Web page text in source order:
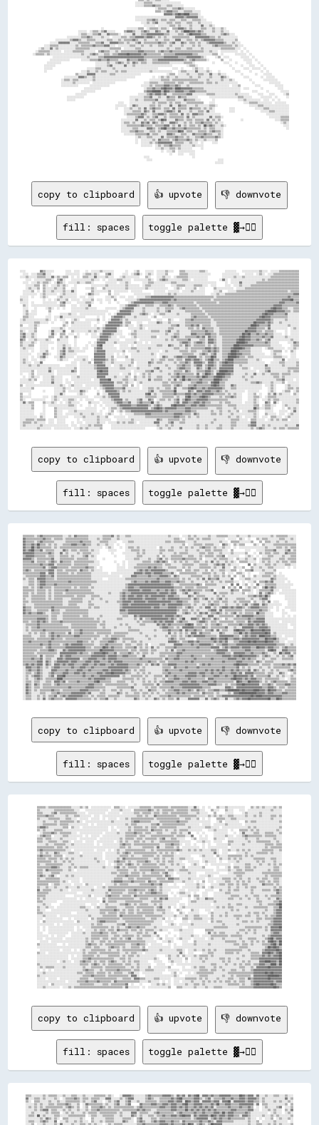
copy to clipboard 👍 upvote 👎 downvote
fill: spaces toggle palette ▓→✊🏽
░░░░          ▓▓▒▒░░░░░░        ░░░░  ░░░░    ░░  ░░░░░░▒▒░░░░░░░░        ░░    ░░▒▒    ░░░░░░  ░░░░░░▒▒░░░░    ▒▒▒▒░░░░░░░░░░▒▒▒▒░░            ░░░░░░░░    ░░░░░░░░░░░░▒▒░░░░  ░░░░░░▒▒▒▒▒▒▒▒▒▒▒▒▒▒
  ░░░░  ░░░░▒▒▒▒▓▓░░░░          ░░░░░░░░░░  ░░▒▒▒▒░░▒▒░░    ▒▒▓▓░░      ░░░░  ░░▒▒▓▓░░  ░░▒▒░░  ░░░░░░▒▒        ▒▒▒▒▒▒░░░░░░░░░░░░░░░░        ░░░░░░░░░░░░    ░░░░░░  ░░▒▒░░  ░░░░▒▒▒▒▒▒▒▒▒▒▒▒▒▒▒▒▒▒
░░░░▒▒░░░░░░▒▒▒▒▒▒░░░░▓▓░░▒▒░░▒▒▒▒  ░░  ░░  ▒▒▒▒░░░░▓▓░░░░░░▒▒░░░░    ░░▒▒░░░░░░░░░░    ▒▒░░    ░░░░▒▒░░░░  ░░▒▒▒▒▒▒▒▒░░░░░░░░░░░░░░          ░░░░░░░░▒▒░░░░▒▒░░░░░░░░░░░░░░░░░░▒▒▒▒▒▒▒▒▒▒▒▒▒▒▒▒▒▒▒▒
    ░░░░  ░░░░░░░░▒▒▒▒░░  ▒▒▓▓░░    ░░░░░░░░░░░░░░▒▒░░░░  ░░  ░░░░░░▒▒▒▒░░░░░░  ░░░░░░░░░░▒▒░░  ░░▒▒▓▓▒▒░░░░░░░░░░▒▒▒▒░░  ░░░░░░░░░░        ░░▓▓░░  ░░░░░░░░░░░░░░░░░░░░░░▒▒░░▒▒▒▒▒▒▒▒▒▒▒▒▒▒▒▒▒▒▒▒▒▒
  ░░░░  ░░░░▒▒░░▒▒▒▒░░  ░░▓▓▒▒░░  ░░░░░░▒▒░░░░▒▒▒▒░░        ░░░░░░░░  ░░░░▒▒░░        ░░░░▒▒▒▒░░░░░░░░░░░░▒▒▒▒░░░░░░░░░░░░░░░░░░░░░░░░░░░░      ░░  ░░░░░░▓▓░░░░░░░░░░▒▒▒▒▒▒▒▒▒▒▒▒▒▒▒▒▒▒▒▒▒▒▒▒▒▒▒▒▒▒
    ░░░░░░▒▒▒▒  ▒▒░░  ░░░░▒▒░░▒▒░░    ░░          ░░░░░░░░░░▒▒░░░░░░░░░░░░▒▒░░░░░░░░  ░░▒▒▒▒░░░░░░░░░░    ░░░░▒▒▒▒▒▒░░░░░░▒▒▒▒▒▒░░░░  ░░░░      ░░░░  ░░░░▒▒░░░░░░▒▒▒▒▒▒▒▒▒▒▒▒▒▒▒▒▒▒▒▒▒▒▒▒▒▒▒▒▒▒▒▒▒▒
    ░░▒▒░░░░▒▒  ▒▒░░░░░░▒▒░░░░▒▒    ░░░░      ░░░░▒▒░░    ▒▒░░░░░░░░░░░░░░▒▒░░░░░░░░░░░░▒▒░░░░░░░░░░░░░░    ░░▒▒░░  ░░░░░░▒▒  ░░░░      ▒▒░░░░░░░░░░░░  ░░░░░░▒▒▒▒▒▒▒▒▒▒▒▒▒▒▒▒▒▒▒▒▒▒▒▒▒▒▒▒▒▒▒▒▒▒▒▒▒▒
  ░░░░░░▒▒  ░░  ▒▒░░░░▒▒░░░░░░▒▒░░░░▓▓░░          ▒▒░░░░░░░░░░▒▒  ░░░░░░░░░░  ░░░░░░░░        ░░░░░░░░  ░░░░░░░░  ░░░░░░▒▒░░░░░░░░      ░░░░▒▒    ░░░░░░▒▒▒▒▒▒▒▒▒▒▒▒▒▒▒▒▒▒▒▒▒▒▒▒▒▒▒▒▒▒▒▒▒▒▒▒░░▒▒▒▒▒▒
  ░░░░░░░░░░  ░░▒▒░░░░░░░░  ░░▒▒░░░░░░░░      ░░▓▓▒▒░░░░      ▒▒  ░░░░          ░░░░░░░░░░░░  ░░░░░░░░░░▒▒░░▒▒░░░░░░░░░░░░░░░░░░░░    ░░░░▒▒░░░░▒▒▒▒▒▒▒▒▒▒▒▒▒▒▒▒▒▒▒▒▒▒▒▒▒▒▒▒▒▒▒▒▒▒▒▒▒▒▒▒▒▒▒▒▒▒▒▒▓▓▓▓
░░░░░░  ░░    ░░▒▒░░      ░░▒▒░░░░░░░░░░  ░░░░  ░░░░        ░░░░▒▒░░  ░░░░  ░░░░  ░░░░░░▒▒▒▒▓▓▓▓▓▓▓▓▓▓▓▓▓▓▓▓▒▒▒▒▒▒▒▒▒▒▒▒▒▒▒▒▒▒▒▒▒▒▒▒▒▒▒▒░░▒▒▒▒▒▒▒▒▒▒▒▒▒▒▒▒▒▒▒▒▒▒▒▒▒▒▒▒▒▒▒▒▒▒▒▒▒▒▒▒▒▒▒▒▒▒▒▒▒▒▓▓▒▒▒▒▒▒
▒▒░░░░          ░░  ░░  ░░▒▒░░░░▒▒  ░░░░░░  ░░░░░░▒▒  ░░░░  ░░░░  ▒▒      ░░░░░░░░▒▒▓▓▓▓▓▓▓▓▓▓▓▓▓▓▓▓▓▓▓▓▓▓▒▒▓▓▒▒▒▒▒▒▒▒▒▒▒▒▒▒▒▒▒▒▒▒▒▒▒▒░░▒▒▒▒▒▒▒▒▒▒▒▒▒▒▒▒▒▒▒▒▒▒▒▒▒▒▒▒▒▒▒▒▒▒▒▒▒▒▒▒▒▒▒▒▒▒▒▒▓▓▓▓▓▓██▒▒▒▒
░░░░░░  ░░      ░░░░░░░░░░  ▒▒▓▓░░░░    ░░░░░░▒▒▒▒░░    ░░    ░░    ░░      ░░▒▒▓▓▓▓▓▓▓▓▓▓▓▓▓▓▒▒▒▒▒▒▓▓▓▓▒▒▒▒▒▒▒▒▒▒▒▒▒▒▒▒▒▒░░▒▒▒▒▒▒▒▒▒▒▒▒▒▒░░▒▒▒▒▒▒▒▒▒▒▒▒▒▒▒▒▒▒▒▒▒▒▒▒▒▒▒▒▒▒▒▒▒▒▒▒▒▒▒▒▒▒▓▓▓▓▒▒▒▒▒▒▒▒▓▓
  ▒▒░░  ░░░░░░░░░░░░░░░░░░░░▒▒▒▒    ░░░░  ░░░░░░▓▓                    ░░░░▒▒▓▓▓▓▓▓▒▒░░░░▒▒▒▒▒▒░░░░▒▒▒▒▒▒▓▓▒▒░░▒▒▒▒▒▒▒▒▒▒▒▒▒▒░░▒▒▒▒▒▒▒▒▒▒▒▒▒▒▒▒▒▒▒▒▒▒▒▒▒▒▒▒▒▒▒▒▒▒▒▒▒▒▒▒▒▒▒▒▒▒▒▒▒▒▒▒▓▓▓▓▓▓▒▒▒▒▒▒▒▒▒▒▒▒
  ░░░░    ░░      ░░▒▒░░  ░░  ░░    ░░░░░░░░░░▒▒░░░░░░      ░░░░░░░░  ░░▒▒▓▓▓▓▓▓░░░░░░▒▒░░░░░░░░▒▒░░░░▒▒▒▒▒▒░░░░▒▒▓▓▒▒▒▒▒▒▒▒▒▒░░▒▒▒▒▒▒▒▒▒▒▒▒▒▒▒▒▒▒▒▒▒▒▒▒▒▒▒▒▒▒▒▒▒▒▒▒▒▒▒▒▒▒▒▒▒▒▒▒▓▓██▓▓▓▓▒▒▒▒░░░░▒▒▒▒
  ░░▒▒  ░░░░        ▒▒              ░░░░░░░░░░░░░░░░░░░░░░░░░░      ░░▓▓▓▓▓▓▓▓▒▒░░░░░░▒▒░░░░░░░░▒▒░░░░▒▒▓▓░░░░░░░░░░▒▒▒▒▒▒▒▒▒▒▒▒░░▒▒▒▒▒▒▒▒▒▒▒▒▒▒▒▒▒▒▒▒▒▒▒▒▒▒▒▒▒▒▒▒▒▒▒▒▒▒▒▒▒▒▓▓██████▓▓▓▓▓▓▒▒▒▒░░▒▒▒▒
  ░░▒▒░░░░░░        ░░      ░░░░░░▒▒░░░░  ░░░░░░░░░░░░░░░░░░  ░░  ░░▓▓▓▓▓▓▓▓▓▓░░░░░░▒▒▓▓▒▒░░  ░░░░▒▒▒▒░░░░░░░░▒▒░░░░░░░░▒▒▒▒▒▒▒▒▒▒░░▒▒▒▒▒▒▒▒▒▒▒▒▒▒▒▒▒▒▒▒▒▒▒▒▒▒▒▒▒▒▒▒▒▒▒▒▒▒▓▓██▓▓▓▓▒▒▒▒▒▒▒▒▓▓░░░░░░░░
  ▒▒▒▒░░░░        ░░░░  ░░░░▓▓░░░░░░░░░░░░░░░░        ░░  ░░    ▒▒▓▓▓▓▓▓▒▒░░░░░░▒▒░░░░░░░░  ░░▒▒    ░░░░░░░░░░░░░░░░░░░░▒▒▓▓▒▒▒▒▒▒▒▒░░▒▒▒▒▒▒▒▒▒▒▒▒▒▒▒▒▒▒▒▒▒▒▒▒▒▒▒▒▒▒▒▒▒▒▓▓██▓▓▓▓▒▒▒▒▒▒▒▒▒▒▒▒░░░░░░░░
░░▒▒░░░░░░░░░░░░░░▒▒░░  ░░  ░░░░    ░░▒▒░░    ░░░░░░░░▒▒  ░░  ░░▓▓▓▓▓▓▒▒░░▒▒░░░░░░░░░░░░░░░░    ░░░░    ▒▒░░    ░░░░▒▒▒▒▓▓▒▒▒▒▒▒▒▒▒▒▒▒░░▒▒▒▒▒▒▒▒▒▒▒▒▒▒▒▒▒▒▒▒▒▒▒▒▒▒▒▒▒▒▓▓▓▓▓▓▓▓▓▓▒▒░░░░░░░░▒▒░░░░░░░░
░░░░░░░░░░▒▒▒▒░░░░░░  ░░      ░░▒▒  ▒▒░░░░░░░░░░░░    ░░    ░░▓▓▓▓▓▓▓▓▓▓░░▒▒▒▒    ░░░░    ░░░░░░▓▓▒▒░░░░▒▒░░░░░░░░░░▒▒▒▒▒▒▒▒▒▒▒▒▒▒▒▒▒▒░░░░▒▒▒▒▒▒▒▒▒▒▒▒▒▒▒▒▒▒▒▒▒▒▒▒▒▒██▓▓▓▓▓▓▒▒▓▓▒▒░░░░▒▒░░░░░░░░░░░░
▒▒    ░░░░▒▒░░                ▒▒░░  ░░░░░░░░░░░░░░  ░░    ░░▓▓▓▓▓▓▓▓▓▓▒▒░░▒▒░░░░  ░░▒▒░░░░░░░░░░░░░░░░░░░░▒▒▒▒▓▓░░░░▒▒▒▒▓▓▒▒▓▓░░▒▒▒▒▒▒░░░░▒▒▒▒▒▒▒▒▒▒▒▒▒▒▒▒▒▒▒▒▒▒▒▒████▓▓▒▒▒▒▒▒▓▓░░░░░░░░░░░░▒▒░░░░░░
░░░░░░░░░░▒▒          ░░░░░░▒▒░░  ░░░░░░░░░░░░░░░░░░░░▒▒░░▒▒▓▓▓▓▓▓▓▓░░      ░░░░░░░░▒▒░░  ░░░░░░░░░░░░░░▒▒▒▒░░░░░░░░░░▒▒▒▒░░▒▒░░▓▓▒▒▒▒▒▒░░░░▒▒▒▒▒▒▒▒▒▒▒▒▒▒▒▒▒▒▒▒▓▓▓▓▓▓▒▒▒▒▒▒░░▓▓░░░░░░░░░░░░  ░░▒▒░░
▒▒░░  ░░░░▒▒        ░░▓▓░░░░░░▓▓    ▒▒░░░░░░░░░░▒▒░░▒▒░░░░▓▓▓▓▓▓▓▓▓▓░░░░      ░░▒▒░░░░░░░░░░▒▒▒▒▒▒░░░░▒▒▓▓░░░░▒▒░░░░░░░░▒▒▒▒▒▒▒▒▒▒▓▓▒▒▒▒░░░░▒▒▒▒▒▒▒▒▒▒▒▒▒▒▒▒▒▒██▓▓▓▓▓▓▒▒▒▒░░▒▒▒▒▒▒░░      ░░  ░░░░░░
▒▒▓▓░░░░▒▒░░        ░░▓▓░░  ▒▒▒▒  ░░░░  ░░    ░░  ░░░░  ▒▒▓▓▓▓▓▓▒▒░░░░░░    ░░▒▒▒▒░░░░░░░░░░░░░░░░░░░░▒▒░░░░▒▒▒▒░░░░░░░░▓▓▓▓▒▒▒▒▒▒▓▓▓▓▒▒▒▒░░▒▒▒▒▒▒▒▒▒▒▒▒▒▒▒▒██▓▓██▒▒▒▒▓▓▒▒▒▒▓▓▒▒▒▒░░░░░░  ░░  ░░░░░░
▒▒▓▓░░░░▒▒░░        ▒▒▒▒    ▒▒░░▒▒    ▒▒░░        ░░░░░░▓▓▓▓▓▓▒▒░░░░  ░░░░    ░░▒▒░░░░░░░░░░▒▒▒▒  ░░░░░░░░▒▒▓▓▒▒░░░░▒▒▒▒▒▒▒▒▓▓▒▒▓▓░░▓▓▒▒▒▒░░░░▒▒▒▒▒▒▒▒▒▒▒▒▓▓██▓▓▓▓▒▒▒▒▒▒▒▒▓▓▒▒▒▒▓▓░░░░░░░░▒▒░░░░░░░░
▓▓▒▒  ░░░░▒▒░░░░░░▒▒░░    ▒▒░░░░░░    ░░              ▒▒▓▓▓▓▓▓░░░░░░░░    ░░░░░░░░  ░░░░░░░░░░░░░░░░░░▒▒░░▒▒░░▒▒▒▒▒▒▒▒▓▓░░░░░░▒▒▒▒░░▓▓▓▓▒▒░░░░▒▒▒▒▒▒▒▒▒▒▓▓████▓▓▓▓▒▒▒▒▓▓▒▒░░▒▒▓▓░░░░░░░░░░░░░░▒▒░░░░
▒▒░░░░░░▒▒░░  ░░░░░░░░░░  ░░░░░░░░    ░░        ░░  ░░▓▓▓▓▓▓░░░░░░▒▒░░░░░░░░░░░░▒▒░░░░  ░░  ░░░░░░░░░░░░░░░░░░░░▒▒▓▓▓▓▒▒░░▒▒▓▓▓▓▒▒░░▓▓▓▓▒▒░░░░▒▒▒▒▒▒▒▒▒▒██████▓▓▒▒▒▒▒▒▒▒▒▒▒▒▓▓▒▒░░░░░░      ░░░░▓▓▒▒
▒▒░░░░▒▒▒▒    ░░░░░░      ░░░░▒▒░░░░  ░░      ░░  ░░░░▓▓██░░░░░░░░    ░░░░░░  ░░  ░░░░░░░░░░░░░░▒▒▒▒░░░░▓▓▒▒░░░░▒▒░░▓▓▒▒░░▒▒▒▒▒▒▒▒░░▒▒░░▒▒░░░░▒▒▒▒▒▒▒▒████▓▓▓▓▓▓▓▓▓▓▒▒▒▒▒▒▒▒▒▒▒▒░░░░░░░░      ░░▒▒▒▒
░░▒▒░░░░░░    ░░░░░░  ░░  ░░░░▓▓░░▒▒░░░░░░  ░░░░    ▒▒▓▓▓▓░░░░░░░░░░  ░░░░░░░░▒▒▒▒░░░░░░░░▒▒░░░░░░░░░░░░░░░░▒▒▒▒░░░░▒▒░░▒▒▒▒▒▒▒▒▒▒▓▓▓▓▒▒▓▓▒▒░░▒▒▒▒▒▒▓▓██████▓▓▒▒▒▒░░░░░░░░  ░░▒▒▒▒░░░░░░░░  ░░░░▒▒░░
░░░░░░  ░░    ░░░░▒▒      ░░▒▒▓▓░░▒▒▒▒░░░░░░░░      ▒▒▓▓▓▓▓▓░░░░░░░░░░░░▒▒  ░░░░░░▒▒░░░░░░░░░░░░░░  ░░▒▒░░░░░░░░▒▒▒▒▒▒░░▒▒▒▒░░░░▒▒▒▒▓▓▒▒▓▓▒▒░░▒▒▒▒▒▒████▓▓▒▒▒▒▒▒▒▒░░░░░░░░      ░░▒▒▒▒▒▒  ░░  ▒▒░░  
░░░░░░░░    ░░░░▓▓▒▒░░    ░░▒▒▓▓░░░░░░░░            ▓▓▓▓▓▓▓▓░░░░░░  ░░  ░░    ░░░░░░░░░░░░░░▒▒░░  ░░░░░░░░░░░░░░░░▒▒▒▒▒▒▒▒░░░░▒▒▓▓▒▒░░▒▒▓▓░░░░▒▒▒▒▓▓████▓▓▓▓▒▒▒▒▒▒░░░░░░░░░░    ░░▒▒░░░░      ░░░░  
░░░░░░  ░░  ░░▒▒▓▓░░    ░░░░▓▓▒▒░░░░░░  ░░░░░░░░    ▓▓▓▓▓▓▓▓░░░░▒▒  ░░░░░░▒▒  ░░░░░░░░░░░░░░░░░░  ░░▓▓▒▒░░░░▒▒▓▓▓▓▒▒▒▒▓▓▓▓▓▓░░▒▒░░▒▒▒▒██▓▓░░░░▒▒▒▒██████▓▓▒▒▒▒░░▒▒▒▒░░░░░░░░░░░░░░▒▒▒▒▒▒░░░░  ░░░░  
░░▒▒░░  ░░░░  ░░░░        ░░▒▒░░░░    ░░░░░░▒▒░░  ░░▓▓▓▓▓▓▓▓▒▒░░▒▒░░      ░░░░▒▒░░░░░░░░░░░░▒▒░░░░▒▒▒▒░░▒▒▒▒░░▒▒▒▒░░▓▓▓▓▒▒▓▓▓▓▒▒░░▒▒▓▓██▒▒▒▒░░▒▒▓▓████▒▒▒▒▒▒▒▒▒▒░░░░░░▒▒░░        ░░░░░░▓▓  ░░░░░░░░
░░▒▒░░░░  ░░░░▓▓                    ░░░░  ░░░░░░▒▒  ▓▓▓▓▓▓▒▒░░░░▒▒░░░░░░░░░░░░▒▒  ░░░░░░░░▓▓▒▒░░▒▒▒▒░░░░░░░░▒▒░░▒▒▒▒▓▓▒▒░░▓▓▓▓▓▓▒▒░░▓▓▓▓▒▒░░▒▒▓▓██▓▓▓▓▒▒▒▒▒▒▒▒▒▒░░░░░░░░░░░░    ░░░░░░▒▒▒▒░░░░░░░░▒▒
░░░░░░▒▒░░░░▒▒░░░░░░░░░░░░░░    ░░░░░░░░  ░░░░░░░░░░▒▒▓▓▓▓▓▓░░░░  ░░░░▒▒░░░░▒▒░░  ░░░░░░░░▒▒░░░░░░░░░░▒▒░░░░░░▒▒▒▒▓▓▒▒▒▒░░▒▒▓▓▓▓░░▒▒▓▓▓▓▒▒░░▒▒▓▓▓▓▓▓▓▓░░░░▒▒░░░░░░░░░░░░░░░░▓▓░░░░░░░░░░▒▒░░░░░░░░▒▒
░░░░░░░░░░░░░░░░░░░░▒▒░░░░░░░░░░░░░░░░▒▒  ░░░░░░░░░░▒▒▓▓▓▓▓▓▓▓░░░░░░░░▒▒▒▒░░░░░░░░▒▒░░░░░░░░░░▒▒▓▓░░░░░░▒▒░░░░▒▒▓▓▓▓▒▒▒▒░░░░▓▓▒▒░░▒▒██▒▒▒▒░░▓▓▓▓▓▓▓▓▓▓░░░░░░▒▒▒▒░░  ░░░░░░░░▒▒▒▒░░░░░░░░░░░░▒▒▒▒▒▒▒▒
░░░░░░░░▒▒  ░░░░░░░░▓▓░░  ░░░░░░░░░░▓▓▒▒  ░░░░░░░░░░░░▓▓██▓▓▓▓░░░░░░░░░░░░░░░░  ░░░░░░░░▒▒▒▒▓▓░░░░▒▒░░░░░░░░▒▒▒▒▒▒░░▓▓▒▒░░░░▒▒▒▒▒▒▓▓▓▓▒▒░░▒▒██████▓▓▓▓░░░░░░░░░░░░░░░░  ░░░░▒▒▓▓░░░░░░░░░░░░▒▒░░▒▒▒▒
░░    ░░▒▒  ░░░░░░░░░░░░  ░░░░░░░░░░░░░░  ░░░░░░░░░░░░▓▓▓▓▓▓▓▓░░░░░░░░  ░░░░▒▒  ░░  ░░▒▒░░▒▒░░░░░░░░░░░░▒▒░░▒▒▓▓▒▒▒▒▒▒▒▒▒▒░░▓▓░░▒▒██▓▓▒▒░░██████▓▓▓▓▒▒░░░░░░░░▒▒░░░░▓▓░░░░▒▒░░░░▒▒▒▒▒▒░░▒▒▒▒▒▒░░░░░░
  ░░  ░░▒▒░░░░  ░░░░░░▒▒░░░░░░      ░░░░▒▒░░░░░░░░░░░░▓▓▓▓▓▓░░░░░░▒▒░░░░░░▒▒░░  ▒▒░░░░▒▒░░▒▒░░░░▒▒▒▒░░░░░░▒▒▒▒▓▓▒▒██▒▒▒▒▒▒▒▒▓▓▒▒██▓▓▒▒▒▒▓▓████▓▓▒▒▒▒░░░░░░░░▒▒░░░░▒▒░░░░░░░░░░░░░░▒▒▒▒░░▒▒░░░░░░░░░░
░░░░░░▒▒░░▒▒    ░░░░░░▒▒░░░░░░  ░░  ░░░░░░░░░░░░░░  ░░░░▓▓▓▓▓▓██░░░░░░░░▒▒▒▒░░░░▒▒░░░░░░░░▓▓░░▒▒▒▒▒▒░░░░▒▒░░▓▓░░▒▒██▒▒▓▓▒▒▒▒▒▒▓▓▒▒▒▒▒▒▒▒████▓▓▒▒▒▒░░░░░░░░░░░░▒▒░░░░░░░░░░░░░░░░░░░░▒▒▒▒▓▓░░░░░░  ░░
░░░░░░░░░░    ░░░░░░░░▓▓░░░░░░  ░░░░  ░░░░░░░░░░░░░░░░░░▓▓▓▓▓▓▓▓▓▓░░▒▒▒▒░░▒▒░░░░  ░░▒▒░░░░░░░░░░░░░░▒▒▒▒░░▒▒▒▒▒▒▒▒░░░░░░▒▒▒▒▓▓▓▓▒▒▒▒░░▓▓████▒▒▒▒░░░░░░░░░░░░░░░░░░▒▒▒▒▓▓▒▒░░░░░░▒▒░░░░░░▒▒  ░░░░░░░░
▒▒  ░░░░░░░░░░░░░░░░░░░░░░░░▒▒░░  ░░▒▒░░░░░░  ░░░░░░░░░░▒▒▓▓▓▓▓▓▓▓░░░░░░▒▒▒▒  ▒▒  ░░  ░░░░░░░░░░░░░░▒▒▒▒▒▒░░▒▒▓▓▒▒░░░░▒▒▒▒▓▓▒▒▒▒▒▒▒▒▒▒▓▓██▓▓▒▒▒▒░░░░▓▓▒▒░░░░░░░░░░░░░░░░░░  ░░░░▒▒░░      ░░▒▒░░░░░░
░░░░░░░░▒▒              ░░░░░░▒▒░░░░  ░░░░░░░░░░░░  ░░  ░░▒▒▓▓▓▓▓▓▒▒▒▒▒▒▓▓░░░░░░░░░░  ░░░░▒▒▒▒░░▒▒░░░░▒▒▒▒░░▓▓░░░░▒▒▒▒▓▓██▓▓▒▒▒▒▓▓▒▒▓▓▓▓▓▓▓▓▓▓▒▒░░░░▒▒▒▒░░░░░░░░░░░░░░░░░░    ░░▒▒░░      ░░▒▒▒▒░░▒▒
░░░░░░░░        ░░      ░░░░░░▒▒  ░░░░░░░░▓▓▒▒░░      ░░  ░░▓▓▓▓▓▓▓▓▒▒░░▒▒░░▒▒░░░░░░░░░░░░▒▒▓▓░░░░▒▒▒▒▒▒▒▒▒▒██░░░░░░░░▓▓▒▒░░▓▓▓▓▒▒▓▓▓▓▒▒▒▒▓▓▒▒░░▒▒░░░░░░░░░░░░  ░░░░░░░░      ░░▒▒░░    ░░▒▒▒▒  ░░▒▒
▒▒    ░░                ░░░░▓▓░░        ░░▒▒░░        ▒▒  ░░░░▓▓▓▓▓▓▓▓░░░░░░░░░░░░░░░░░░▓▓██░░▒▒░░░░▒▒▒▒▒▒▒▒▓▓▒▒▒▒▒▒▓▓▓▓▒▒▓▓▒▒▒▒▓▓▓▓▓▓▓▓▒▒▒▒▒▒▒▒░░▒▒░░▒▒░░░░    ░░░░▒▒  ░░    ▒▒░░▓▓░░▒▒░░░░░░  ▒▒░░
▒▒░░░░░░        ░░░░  ░░▒▒░░░░░░░░░░░░░░░░░░░░░░    ░░░░░░▒▒░░▒▒▓▓▓▓▓▓░░░░░░░░░░░░░░░░░░▒▒▒▒▒▒▒▒░░░░▒▒▒▒▒▒▒▒░░▒▒░░░░▓▓██▒▒▒▒▒▒▓▓██▓▓▒▒░░░░░░▒▒░░▒▒▒▒▓▓▒▒░░░░    ░░░░▒▒▒▒░░  ░░▒▒▒▒▒▒░░░░░░░░░░░░░░░░
▒▒░░    ░░░░░░░░░░    ░░▒▒░░  ░░░░▒▒▒▒░░  ░░  ░░░░░░    ░░░░░░░░▒▒▓▓▓▓▓▓░░▒▒░░░░░░▒▒▓▓░░░░▓▓▒▒  ░░▒▒▒▒░░▒▒░░▒▒▓▓░░▒▒██▓▓▒▒▒▒▓▓▓▓▓▓▓▓▒▒▒▒▒▒▒▒▒▒▒▒▒▒░░░░░░░░░░    ░░░░▒▒░░  ░░░░▒▒░░▒▒▒▒░░░░░░░░░░░░▒▒
░░▓▓░░▒▒▒▒      ▒▒░░░░▒▒░░  ░░  ░░▒▒░░░░░░      ▒▒░░░░░░  ░░░░░░░░▒▒▓▓▓▓▒▒▒▒▓▓░░░░▒▒▓▓▒▒▒▒▒▒██░░▒▒░░░░░░░░░░▒▒▓▓░░▓▓▓▓▒▒▒▒▓▓▓▓▒▒▓▓▒▒▒▒░░░░░░▒▒░░▒▒▒▒░░░░░░░░  ░░░░░░▒▒░░    ▓▓▒▒  ▓▓░░  ░░░░░░░░░░▒▒
░░░░░░░░▒▒      ░░  ░░░░░░░░░░░░░░▒▒▒▒░░  ░░    ░░  ░░  ░░  ░░░░░░░░▒▒▓▓▓▓▓▓▓▓▒▒▒▒▓▓▓▓▓▓▓▓▒▒░░▒▒▓▓▒▒░░░░░░▓▓██▓▓▓▓▓▓▒▒▒▒▓▓▓▓▒▒▓▓▓▓▒▒▒▒▒▒▒▒▒▒▒▒░░░░▒▒▒▒▒▒░░░░░░░░░░░░▒▒▒▒  ░░▒▒▒▒░░░░    ░░▒▒░░░░░░░░
░░░░░░░░▒▒      ░░      ▒▒░░░░░░░░░░░░░░      ░░░░░░░░    ░░  ░░▒▒▒▒░░▒▒▓▓▓▓▓▓▓▓▓▓▓▓▓▓▓▓▓▓░░▒▒▓▓██▓▓▒▒▓▓▓▓▓▓▓▓▒▒▒▒▒▒▓▓▓▓▒▒▒▒▒▒▒▒▒▒▒▒░░░░░░▒▒▒▒░░░░░░░░▒▒░░░░░░░░░░░░██▒▒░░░░▒▒▒▒░░      ░░  ▒▒░░▒▒░░
░░░░░░░░░░      ░░      ▒▒░░░░    ░░░░▒▒░░░░░░░░░░░░░░  ░░    ░░▒▒  ░░▒▒░░▒▒▒▒▓▓▓▓▓▓▓▓▓▓▓▓▓▓▓▓▓▓▓▓▓▓▒▒▓▓▒▒▒▒▒▒▒▒▒▒▒▒▓▓▓▓▒▒▒▒░░░░░░░░░░▒▒░░░░▒▒░░░░▒▒░░░░▒▒  ░░░░▒▒▒▒▒▒░░    ░░░░░░    ░░░░░░  ░░▓▓░░
░░░░░░░░░░    ░░░░      ▒▒░░░░  ░░░░░░░░░░▒▒░░░░░░▒▒░░░░░░  ░░▒▒░░    ░░  ░░░░░░▒▒▒▒▒▒▒▒▓▓▓▓▒▒▒▒▒▒▒▒▒▒▒▒▒▒▒▒▓▓▓▓▓▓▒▒▒▒▒▒░░▓▓▒▒░░░░░░░░▒▒▒▒░░▒▒░░░░░░▒▒
copy to clipboard 👍 upvote 👎 downvote
fill: spaces toggle palette ▓→✊🏽
copy to clipboard 👍 upvote 👎 downvote
fill: spaces toggle palette ▓→✊🏽
▒▒▒▒▒▒░░▒▒▒▒▒▒▒▒▒▒▒▒▒▒▒▒░░░░░░▒▒░░▒▒  ░░░░░░░░░░░░░░  ▒▒▒▒░░░░  ░░░░░░░░▒▒▒▒▒▒▒▒░░▒▒▒▒▒▒▒▒▒▒░░▒▒▒▒▒▒▒▒▒▒▒▒░░░░▓▓░░  ░░  ░░    ▒▒░░░░▒▒░░░░░░░░░░░░    ▒▒░░▒▒░░▒▒░░░░░░▒▒░░▒▒
▒▒░░░░░░░░░░▒▒▒▒▒▒▒▒▒▒▒▒▒▒░░░░    ░░░░░░░░░░░░░░░░  ░░░░░░▒▒░░░░░░  ▒▒▒▒▒▒▒▒▒▒▓▓▒▒░░▒▒░░▒▒▒▒▒▒▒▒░░▒▒▒▒▒▒▒▒░░▒▒▒▒▒▒░░░░    ▒▒░░░░    ▒▒░░░░    ░░░░  ░░░░░░░░░░░░░░░░▒▒░░░░░░
▒▒▒▒░░░░░░▒▒▓▓░░▒▒▒▒▒▒▒▒▒▒▒▒░░░░░░  ░░░░░░░░░░░░  ░░░░░░░░  ░░░░░░░░▒▒▒▒░░▒▒▒▒▒▒░░▒▒▒▒░░▒▒▒▒░░▒▒▒▒▒▒▒▒▒▒▒▒░░░░░░▒▒░░░░░░    ▒▒      ░░░░░░      ░░▒▒░░░░░░░░▒▒░░░░░░░░░░░░░░
▒▒▒▒▒▒▓▓▒▒▒▒░░░░░░░░▒▒░░░░▒▒▒▒░░░░░░░░  ░░░░  ░░░░░░░░░░░░░░░░░░░░░░░░▒▒▒▒░░▒▒░░░░▓▓▒▒▒▒▒▒▒▒▒▒▒▒▒▒░░▒▒▒▒▒▒▒▒▒▒▒▒░░░░░░░░▒▒░░▒▒░░▒▒░░░░▒▒▒▒░░░░░░░░▒▒░░░░▒▒░░▒▒░░░░░░▒▒▒▒░░▒▒
▒▒░░░░░░▒▒▒▒▒▒▒▒░░░░▒▒▒▒░░░░  ░░░░░░  ░░░░░░  ░░  ░░░░░░  ░░░░▒▒░░▒▒▒▒▒▒▒▒▒▒▒▒▒▒▒▒░░▒▒▒▒▒▒▒▒▒▒▒▒▒▒▒▒░░░░▒▒▒▒░░░░▒▒  ░░  ░░    ▒▒▒▒▒▒░░░░▒▒▒▒░░░░░░░░░░░░░░░░░░░░░░░░▒▒░░░░░░
░░░░▒▒░░░░░░▒▒░░▒▒▒▒▒▒▒▒▒▒░░▒▒░░  ░░░░░░░░░░░░░░░░░░▒▒░░░░░░░░░░░░▒▒▓▓▓▓▒▒▒▒▒▒▒▒░░░░░░▒▒▒▒▒▒▒▒▒▒▒▒▓▓▒▒▒▒▒▒░░░░░░░░░░░░░░░░    ░░▒▒  ░░░░░░░░░░    ▒▒░░▒▒▒▒░░░░░░░░░░░░░░░░▒▒
░░░░▒▒▒▒▒▒▒▒▒▒░░▒▒▒▒▒▒░░░░░░░░░░░░░░  ░░  ░░░░░░░░░░░░░░░░░░░░▒▒░░▒▒▒▒░░░░░░░░░░▒▒▒▒▓▓░░▒▒▒▒▒▒▒▒▒▒▒▒▒▒▒▒░░░░░░░░░░  ░░░░░░  ░░░░░░░░▒▒░░░░░░░░░░  ░░░░░░░░░░░░░░░░░░░░░░░░░░
▒▒▓▓▓▓▒▒░░░░░░░░░░▒▒▒▒  ▒▒░░░░  ░░░░░░░░░░░░░░░░░░  ░░  ░░░░░░░░▒▒░░▒▒▒▒▒▒░░▒▒░░▒▒▒▒░░▒▒▒▒▒▒▒▒▒▒▒▒░░░░░░░░▒▒░░░░░░░░░░▒▒▒▒░░░░░░  ░░░░░░░░░░░░░░░░░░▒▒░░▒▒░░░░░░░░░░░░░░░░▒▒
▒▒░░▒▒░░░░░░▒▒▒▒▒▒░░░░░░░░░░░░░░░░░░░░░░░░░░░░░░░░  ░░░░  ░░░░░░▒▒░░▒▒▒▒▒▒▒▒▒▒░░▓▓▒▒▒▒▒▒░░▒▒░░░░▒▒░░▒▒▒▒▒▒░░░░░░░░░░    ░░░░▒▒░░░░░░░░  ░░    ▒▒▒▒▒▒░░▒▒░░▒▒░░░░░░░░░░░░▒▒░░
  ░░▒▒▒▒▒▒▓▓▒▒░░▒▒▒▒▒▒▒▒░░░░  ░░░░░░░░░░░░░░░░  ░░░░░░░░▒▒░░░░▒▒▒▒▒▒▓▓▒▒▒▒░░▒▒▒▒░░░░▒▒▒▒░░░░░░▒▒▒▒░░▒▒░░░░▓▓    ░░  ░░      ░░░░░░░░░░    ░░  ░░▓▓░░░░░░▒▒▒▒░░░░▒▒▒▒▒▒░░░░▒▒
░░▒▒▓▓▒▒▒▒  ░░░░░░▒▒▒▒░░░░░░░░░░  ░░  ░░░░░░  ░░░░░░░░░░░░░░░░▒▒▒▒▒▒▒▒░░▒▒▒▒░░░░▒▒▒▒▒▒▒▒▒▒▒▒▒▒▒▒░░▒▒▒▒▒▒░░░░▓▓    ░░  ░░    ░░░░░░░░▒▒░░░░  ░░░░▒▒▓▓▒▒▒▒▒▒▒▒▒▒░░▒▒▒▒▒▒▒▒░░░░
▒▒▒▒░░▒▒▒▒░░░░░░▒▒░░░░░░░░░░  ░░░░░░░░░░░░  ░░░░░░░░░░░░░░▒▒░░▒▒▒▒▒▒░░▒▒▒▒░░▒▒▒▒▒▒▒▒░░▒▒▓▓░░░░▒▒▒▒░░░░░░    ░░▒▒  ░░░░░░    ▒▒░░░░░░  ░░░░░░░░░░░░▒▒░░░░░░▒▒░░░░░░░░░░▒▒░░░░
▒▒▒▒░░░░▒▒▒▒▒▒░░░░▒▒▒▒░░  ░░░░░░  ░░░░░░  ░░░░░░░░░░░░  ░░▒▒░░▒▒░░░░▒▒▒▒░░▒▒░░░░▒▒░░░░▒▒▒▒▒▒▒▒▒▒▒▒▒▒░░░░░░░░    ░░░░▒▒░░░░  ░░░░░░    ▒▒▒▒░░░░░░░░░░▒▒░░░░▒▒▒▒▒▒▒▒▒▒░░░░▒▒░░
░░░░░░▒▒░░░░▒▒▒▒▒▒▒▒░░░░▒▒░░░░░░░░░░░░░░  ░░  ░░░░░░░░░░░░▒▒▓▓▒▒▒▒░░▒▒▒▒▒▒▒▒▒▒▒▒▒▒▒▒▒▒░░░░▒▒▒▒▓▓▒▒▒▒░░  ░░░░  ░░    ░░  ░░    ░░░░░░░░▒▒░░░░░░░░▒▒░░░░░░░░░░░░░░▒▒▒▒▒▒░░▒▒▒▒
▒▒▒▒▒▒▒▒▒▒▒▒░░▒▒▒▒░░▒▒░░░░░░░░░░░░░░░░░░░░░░░░░░░░░░░░░░░░▒▒▒▒░░▒▒░░░░░░░░▒▒▒▒▒▒▒▒░░▓▓░░░░▒▒▒▒▒▒░░▒▒  ░░░░░░░░░░░░  ░░  ░░░░░░░░░░░░░░  ░░░░░░░░░░░░░░░░░░░░░░░░▒▒░░▒▒▒▒▒▒▒▒
▒▒▓▓▒▒▒▒▒▒▒▒▒▒▒▒▒▒▒▒░░░░  ░░░░░░░░░░░░░░  ░░░░░░  ░░  ░░▒▒░░░░▒▒▒▒▒▒▒▒▒▒▒▒▒▒░░░░▒▒░░▒▒▒▒▒▒▒▒▒▒▒▒▒▒▓▓▒▒░░░░▒▒░░▒▒░░▒▒░░░░░░▒▒▒▒░░  ░░░░▒▒░░░░▒▒░░▒▒░░▒▒░░░░░░░░▒▒▒▒▒▒▒▒░░░░▒▒
░░▒▒░░▒▒░░░░▓▓▒▒░░░░░░▒▒▒▒░░░░  ░░░░░░░░░░░░░░  ░░░░░░░░▒▒░░▒▒▓▓▒▒░░▒▒▒▒▒▒▒▒▒▒▒▒▒▒▒▒░░▒▒░░▒▒░░▒▒░░  ░░░░░░░░░░░░░░░░░░░░░░░░▓▓░░  ░░░░      ░░░░░░▒▒░░░░░░▒▒▒▒▒▒▒▒░░▒▒░░░░░░
▒▒▓▓▒▒▒▒▒▒░░▒▒▒▒▒▒  ░░░░░░░░░░▒▒░░░░░░░░░░░░░░  ░░░░░░░░░░▒▒▒▒▒▒░░▒▒░░░░░░▒▒▒▒▒▒▒▒░░▒▒░░▒▒▒▒▒▒▒▒░░░░░░░░░░░░      ░░▒▒░░░░░░  ▒▒░░░░░░▒▒▒▒▒▒▒▒▒▒░░▒▒░░▒▒░░░░░░░░░░░░░░░░░░░░
▒▒▒▒▒▒░░▒▒▒▒▒▒░░▒▒░░▒▒░░▒▒░░░░░░░░░░░░░░▒▒░░░░  ░░░░░░░░▒▒░░▓▓▒▒▒▒▒▒▒▒▒▒▒▒▒▒▒▒░░░░▒▒▒▒░░▒▒░░░░▒▒░░░░▒▒▒▒░░░░░░      ░░░░░░░░░░  ▒▒░░░░▒▒░░▒▒░░▒▒░░░░░░░░▒▒▒▒▒▒▒▒░░░░▒▒▒▒░░░░
▒▒▒▒▒▒▒▒▒▒░░▒▒░░░░▒▒░░▒▒░░░░░░░░░░░░░░░░░░▒▒░░░░  ░░░░▒▒▓▓▒▒▒▒░░▒▒░░░░▒▒▒▒▒▒▓▓▒▒░░░░▒▒░░▒▒░░▒▒▒▒░░░░░░    ░░░░░░░░  ░░▒▒░░░░░░  ░░    ░░░░░░▒▒░░░░░░░░░░░░▒▒░░▒▒░░░░░░▒▒░░░░
▒▒░░░░▒▒▒▒▒▒▒▒▒▒▒▒░░░░░░▒▒░░░░░░░░░░░░░░░░░░░░░░  ░░  ░░▒▒▒▒░░▒▒▓▓▒▒░░▒▒░░▒▒▒▒▒▒▒▒▒▒░░▒▒▒▒░░░░▒▒░░▒▒░░░░    ░░▒▒░░    ░░  ░░░░░░░░░░░░░░  ░░░░░░░░▒▒▒▒░░░░░░▒▒░░░░▒▒░░▒▒░░▒▒
▒▒▒▒▒▒▒▒▒▒▓▓▓▓▒▒░░░░░░▒▒░░▒▒░░▒▒▒▒▒▒░░░░░░░░░░▒▒░░░░░░▒▒▓▓░░▒▒░░▒▒▒▒▒▒░░▒▒▒▒▒▒▒▒▒▒▒▒▒▒░░░░▒▒░░░░░░░░░░▒▒  ░░░░░░░░░░▒▒        ░░    ░░▒▒  ▒▒▒▒░░░░▒▒▒▒░░▒▒░░░░░░░░░░░░▒▒▒▒░░
▒▒▒▒░░▓▓▒▒▒▒▒▒▒▒▒▒░░░░▒▒░░  ░░░░░░░░░░░░░░░░░░░░░░░░░░░░▒▒▒▒▒▒▒▒░░░░▒▒░░▒▒▒▒▒▒▒▒▓▓▒▒▒▒▒▒▒▒░░▒▒▒▒░░░░▒▒▒▒▒▒░░░░░░░░░░░░░░░░░░  ░░░░░░░░▒▒░░░░▒▒▒▒░░▒▒▒▒▒▒░░░░░░░░░░▒▒░░▒▒▒▒░░
▒▒▒▒░░░░░░▒▒▒▒▒▒░░░░░░░░░░░░░░░░░░░░░░░░░░░░░░░░░░░░▒▒▒▒░░▒▒▒▒▒▒░░▒▒▒▒▒▒░░▒▒░░░░▒▒▒▒▒▒░░▒▒▓▓░░░░  ░░░░░░░░▒▒░░░░      ░░░░░░░░░░      ░░░░▒▒▒▒▒▒▒▒░░░░░░░░░░░░▒▒▒▒▒▒▒▒▒▒▒▒▒▒
▒▒▓▓▒▒░░▒▒▓▓░░  ░░░░▒▒░░▒▒░░░░░░░░░░░░░░░░░░░░░░░░░░░░░░▒▒▒▒▒▒▓▓▒▒▒▒▒▒▒▒░░▒▒▒▒▒▒▒▒▒▒▒▒▒▒░░▓▓▒▒░░    ░░░░░░░░░░░░  ░░░░░░▒▒░░    ░░░░░░░░░░░░▒▒▒▒░░░░░░░░░░░░░░░░▒▒░░▒▒▒▒▒▒▒▒
▒▒░░░░▒▒▒▒▒▒▒▒▒▒░░░░░░░░░░░░░░  ░░░░░░░░░░░░░░░░░░░░░░▒▒▒▒▒▒░░░░▒▒▒▒░░▒▒▒▒▒▒▒▒▒▒░░░░▒▒▒▒▒▒░░▓▓▓▓▒▒▒▒░░░░░░▒▒░░░░░░░░░░  ░░░░░░░░░░▒▒▒▒▒▒░░▒▒░░▒▒░░░░▒▒░░░░▒▒░░▒▒▒▒░░░░▒▒▒▒░░
▒▒▒▒▒▒▒▒▒▒▒▒▒▒▒▒░░▒▒░░  ░░░░░░  ░░░░░░░░░░░░░░░░░░░░▒▒▓▓▓▓▓▓▒▒▒▒▒▒▓▓▒▒▒▒▒▒▒▒░░▓▓▒▒▒▒░░▒▒▒▒▒▒▒▒▒▒░░░░░░▒▒░░░░░░  ░░  ▒▒  ░░░░  ░░░░░░▒▒▒▒░░░░▒▒░░▒▒░░▒▒░░░░░░▒▒▒▒░░▒▒░░▒▒▒▒░░
▒▒▒▒▒▒▒▒  ░░▒▒▒▒░░░░░░░░  ░░░░░░  ▒▒░░░░░░░░░░  ░░░░░░▒▒░░▒▒▒▒▒▒░░░░░░░░▒▒▒▒▒▒▒▒▓▓▒▒▒▒▓▓░░░░    ░░      ░░░░░░░░▒▒░░░░    ░░░░░░▒▒▒▒░░▒▒▒▒░░▒▒░░▒▒▒▒░░░░░░░░░░▓▓▒▒▒▒▒▒░░▒▒░░
▒▒░░░░▒▒░░░░▒▒░░░░░░▒▒░░░░░░▒▒░░░░░░░░░░  ░░░░▒▒░░▒▒▒▒▒▒▒▒▒▒▒▒▒▒▒▒▒▒▒▒▒▒▒▒▒▒▒▒▒▒▒▒▒▒░░▒▒░░░░░░░░░░░░  ░░░░░░░░░░▒▒░░▒▒  ░░▒▒░░░░░░░░░░▒▒░░░░▒▒░░░░▒▒░░▒▒▒▒░░░░░░░░░░░░▒▒░░▒▒
▓▓░░▒▒▒▒▒▒░░░░░░▒▒░░░░  ░░░░░░░░░░░░░░▒▒░░░░░░░░░░▓▓▒▒▒▒▒▒▒▒▒▒░░▒▒▒▒▓▓▒▒▒▒▒▒░░▒▒▓▓▒▒░░▒▒░░░░░░      ░░░░  ░░░░░░░░    ░░░░░░    ▒▒░░░░▒▒░░▒▒▒▒░░░░░░░░▒▒░░░░░░▒▒▒▒▒▒░░▒▒▓▓▒▒
▒▒▒▒▒▒▒▒░░░░░░░░░░░░░░░░░░░░    ░░░░░░░░░░░░░░░░▒▒░░▒▒▒▒▒▒▒▒░░░░▒▒▒▒▒▒░░▒▒░░▒▒▒▒▓▓▓▓▒▒▒▒░░░░  ░░  ░░▒▒▒▒░░░░  ░░    ░░░░    ░░░░░░░░▒▒▒▒░░░░░░░░░░░░░░▒▒░░░░░░░░░░░░░░░░▓▓▒▒
▒▒▒▒▒▒░░░░░░░░░░░░░░      ░░░░░░░░░░▒▒  ░░░░░░░░▒▒▓▓▒▒▒▒▒▒░░▒▒▒▒▒▒░░▓▓▒▒▒▒▒▒▒▒▒▒▒▒▒▒▒▒▒▒▒▒▒▒    ░░  ░░░░░░▒▒  ▒▒▒▒  ░░░░    ░░░░░░░░░░░░▒▒▒▒▒▒░░░░▒▒░░░░▒▒▒▒░░░░▒▒░░▒▒▒▒▒▒▒▒
▒▒░░▒▒░░░░░░░░░░░░░░░░░░░░░░  ░░  ░░░░░░░░    ▒▒░░▒▒▒▒▒▒▒▒▒▒▒▒▒▒▒▒▒▒░░░░▒▒▒▒▒▒░░░░▒▒░░▓▓▒▒▓▓░░░░░░░░░░    ░░  ░░▒▒░░░░▓▓▒▒▒▒░░░░░░░░░░▒▒▒▒░░░░▒▒░░░░▒▒░░░░▒▒░░░░░░▒▒░░░░▓▓▒▒
▒▒▒▒░░░░░░░░░░    ░░░░░░░░░░░░░░░░░░░░░░░░░░  ▓▓░░▒▒▒▒▒▒░░░░░░▒▒▒▒▒▒▒▒▒▒▒▒░░░░░░▒▒▒▒▒▒▒▒░░░░░░░░░░░░      ░░▒▒▒▒░░░░░░░░░░░░▒▒░░░░░░░░░░░░░░░░░░░░░░░░░░░░▒▒▒▒░░░░░░░░▒▒▒▒▓▓
░░░░▒▒░░░░      ░░░░░░░░░░░░░░░░░░    ░░░░  ░░░░▒▒░░░░░░░░▒▒▒▒▓▓▒▒░░▒▒░░▒▒▒▒▒▒░░░░▒▒░░▒▒░░░░░░░░░░  ░░░░  ░░░░░░░░░░░░░░░░  ░░░░░░░░░░▒▒░░░░▒▒▒▒░░░░░░░░░░░░▒▒░░░░▒▒▒▒▒▒▓▓██
▒▒░░░░▒▒░░░░  ░░░░░░░░░░░░░░░░▒▒▒▒░░░░  ░░▒▒░░░░▒▒▒▒▒▒▒▒░░░░░░▒▒▒▒▒▒░░▒▒▒▒▒▒▒▒▒▒▒▒░░▒▒▓▓░░░░▒▒  ░░  ░░▒▒░░░░░░░░░░░░░░░░░░░░░░▒▒░░▒▒░░▒▒▒▒░░░░░░░░▒▒░░░░▒▒▒▒▒▒▒▒▒▒░░░░▒▒▒▒██
▒▒░░░░    ░░░░░░░░░░░░░░░░░░░░░░░░▒▒░░░░░░░░▒▒▒▒▒▒▒▒▒▒▓▓▒▒░░▒▒░░▒▒▒▒░░▒▒░░▒▒▒▒▒▒▒▒░░▒▒▒▒▒▒░░░░    ▒▒░░      ▒▒░░░░    ░░░░  ░░░░░░░░░░░░▒▒░░▒▒░░░░░░░░░░░░░░░░░░▒▒░░░░▒▒▓▓▓▓
▒▒▒▒░░░░░░░░░░░░░░░░░░░░    ░░░░░░░░░░░░░░░░▒▒▒▒░░▒▒▒▒▒▒░░▒▒▒▒░░▒▒▒▒░░▒▒▒▒▒▒▒▒▒▒▒▒░░░░░░▒▒░░░░░░    ▒▒░░  ░░░░░░░░      ░░▒▒░░░░░░░░▒▒░░░░░░░░░░░░░░▒▒░░▒▒▒▒░░▒▒░░░░░░▒▒▓▓▓▓
░░░░▒▒░░░░░░░░  ░░░░░░░░░░░░░░░░░░░░▒▒░░░░░░░░▒▒▒▒▒▒▒▒▒▒░░▓▓▒▒▒▒▒▒▒▒▒▒▒▒▒▒░░▒▒▒▒▒▒▒▒▒▒▒▒░░░░░░░░▒▒░░░░░░▒▒░░░░▒▒▒▒░░░░░░  ▒▒░░░░▒▒░░▒▒░░░░▒▒▒▒▒▒░░▒▒▒▒░░░░▒▒░░░░▒▒░░▒▒▒▒▓▓▓▓
░░░░  ░░░░░░░░░░░░    ░░  ░░░░░░░░░░  ▒▒░░▒▒▒▒▒▒▒▒▒▒▒▒▒▒▒▒░░▒▒▒▒▒▒▒▒▒▒▒▒▒▒▒▒░░░░▒▒▒▒░░░░▒▒  ░░  ░░    ▒▒▒▒░░░░▒▒▒▒▒▒░░░░░░▒▒░░░░░░░░░░░░░░░░▒▒░░░░░░░░░░░░▒▒▒▒░░▒▒▒▒▒▒▓▓▓▓▓▓
░░  ▒▒░░░░░░░░░░░░░░░░░░░░  ▒▒░░░░░░░░░░░░▒▒▓▓▓▓▒▒▒▒▒▒▒▒░░░░░░▒▒▒▒▒▒▒▒▒▒▒▒▒▒▒▒▒▒▒▒░░░░░░  ░░░░░░      ░░░░  ░░░░░░░░░░░░  ▒▒░░▒▒▒▒░░░░░░░░░░░░░░▒▒▒▒░░▒▒░░▒▒░░░░░░░░▒▒▓▓▓▓▓▓
░░░░░░░░░░░░  ░░  ░░░░░░░░░░░░░░░░░░░░▒▒░░▒▒▒▒░░░░░░░░░░▒▒▒▒▓▓░░▒▒▒▒▒▒▒▒▒▒▒▒▒▒▒▒░░░░░░░░    ░░▒▒░░  ░░░░░░░░▒▒░░░░░░░░░░░░░░░░░░░░▒▒░░░░░░░░▒▒░░░░░░░░░░░░░░░░░░░░▒▒▒▒▓▓▓▓▓▓
░░  ░░  ░░░░░░░░░░░░░░░░░░  ░░  ░░░░░░▒▒▒▒▒▒▒▒▒▒▒▒░░▒▒░░▒▒░░░░▒▒▓▓▒▒▒▒▓▓▒▒▒▒░░░░░░▒▒░░░░░░░░░░░░░░░░░░    ░░░░░░░░░░░░░░░░░░▒▒▒▒▒▒▒▒▒▒░░░░░░░░░░░░▒▒▒▒▒▒▒▒▒▒▒▒░░▒▒░░▓▓▓▓▓▓██
░░  ░░  ░░░░░░░░░░░░░░░░░░  ░░░░  ░░░░░░▒▒░░▒▒▒▒░░▒▒▒▒░░▓▓▒▒▒▒▒▒░░▒▒▒▒░░▒▒░░▒▒▒▒▒▒░░░░▒▒░░░░    ░░░░▒▒░░░░░░░░        ▒▒▒▒▒▒░░░░░░░░░░░░░░░░░░▒▒▒▒░░▒▒░░▒▒░░░░░░▒▒░░▓▓▓▓▓▓▓▓
░░░░    ░░░░░░░░░░░░░░  ░░░░░░░░▒▒░░░░▒▒▒▒▒▒▓▓▒▒▒▒░░▒▒▒▒░░░░░░▒▒░░░░░░▒▒▒▒░░▒▒░░░░▓▓        ░░      ░░░░░░░░░░        ░░▓▓░░▒▒░░▒▒▒▒░░░░░░░░▒▒░░░░▒▒░░░░▒▒░░░░░░░░░░▒▒▓▓▓▓▒▒
░░░░░░░░  ░░  ░░░░░░    ░░░░░░░░░░░░░░▒▒▒▒▒▒▒▒▒▒▒▒░░░░▒▒▒▒░░▒▒▒▒▒▒▒▒░░▒▒░░▒▒▒▒▒▒░░░░▒▒    ░░    ░░  ░░░░░░░░▒▒░░░░  ░░░░░░▒▒▒▒▒▒▒▒▒▒▒▒░░▒▒▒▒▒▒▒▒░░░░░░░░░░░░░░▒▒░░▒▒▓▓▓▓▓▓▓▓
░░░░  ░░░░░░░░░░░░  ░░░░░░░░░░░░░░▒▒░░▒▒▒▒▒▒░░▒▒▒▒░░▒▒▒▒░░▒▒░░▒▒▓▓░░░░▒▒▒▒░░░░░░░░  ░░▒▒  ░░░░░░  ░░▒▒░░░░░░  ░░░░░░░░  ░░▒▒░░░░░░▒▒░░░░░░░░░░▒▒░░░░▒▒▒▒▒▒░░░░░░▒▒▓▓██▒▒▓▓▓▓
  ░░░░░░  ░░░░░░░░░░░░░░░░░░░░░░░░▒▒░░▒▒░░░░▒▒▒▒░░▒▒░░▒▒▒▒▒▒▒▒▒▒▒▒▒▒▒▒▒▒▒▒▒▒░░░░░░░░    ░░░░▒▒░░      ░░░░    ▒▒░░░░░░░░░░░░░░░░░░░░▒▒▒▒▒▒▒▒░░░░▒▒░░░░▒▒░░▒▒░░▒▒░░▓▓██▓▓▒▒██
▒▒░░░░░░░░░░░░    ░░  ░░░░░░░░░░░░▒▒▓▓▒▒▒▒░░▒▒░░▒▒▒▒▒▒▒▒▒▒▒▒▒▒░░░░▒▒▒▒▓▓▒▒▒▒░░  ░░░░░░░░    ░░  ░░    ░░░░░░░░▒▒░░░░░░░░▒▒░░░░░░░░░░░░░░░░▒▒▒▒░░▒▒▒▒░░▒▒░░░░░░▒▒▒▒▒▒▓▓██▒▒██
░░░░░░░░░░░░░░░░░░░░░░░░░░░░░░░░░░▒▒▒▒░░▒▒▒▒░░░░░░▒▒▓▓▒▒▒▒░░▒▒░░░░▒▒▒▒▒▒░░▒▒  ░░░░░░░░░░░░░░░░  ░░░░░░░░░░░░░░░░░░░░░░░░░░░░░░░░░░░░░░░░░░░░░░▒▒▒▒▒▒░░░░░░░░░░░░▒▒██▓▓██▓▓▒▒
  ░░░░░░░░░░░░░░  ░░░░░░  ░░  ░░▒▒░░░░▒▒▒▒▒▒▒▒▒▒░░▒▒░░░░▒▒░░▒▒▒▒▒▒▒▒▒▒▒▒▒▒▓▓▒▒░░░░░░░░▒▒░░░░░░░░░░▒▒▒▒░░  ░░░░▒▒░░░░▒▒░░▒▒░░▒▒░░░░░░▒▒▒▒▒▒▒▒▒▒▒▒░░░░▒▒░░░░░░░░▒▒▓▓▓▓▓▓▓▓██▓▓
▒▒░░░░  ░░░░░░░░░░░░░░░░░░░░░░░░▒▒░░▒▒▒▒▒▒░░▒▒▒▒▒▒▒▒▒▒▒▒▒▒░░░░▒▒░░▒▒▒▒░░░░  ░░░░░░░░░░░░░░░░░░░░░░░░▓▓░░  ░░░░      ░░░░▒▒▒▒░░░░░░░░▒▒▒▒▒▒░░▒▒░░░░░░░░▒▒▒▒▒▒░░▓▓▓▓██▓▓▒▒▓▓██
░░░░░░░░░░░░░░░░░░░░░░  ░░  ░░░░▒▒▒▒▒▒▒▒░░▒▒░░░░░░▒▒▒▒▒▒▒▒░░▒▒░░▒▒▒▒░░▒▒░░░░░░░░░░░░      ░░▒▒░░░░▒▒  ▒▒░░░░░░▒▒░░▒▒▒▒▒▒░░▒▒░░░░░░░░░░░░░░░░░░░░▒▒░░░░▒▒▒▒▒▒▒▒▓▓▒▒▓▓▒▒▓▓▓▓██
░░░░░░░░░░░░░░░░░░░░░░  ░░░░░░░░▒▒▒▒▓▓▒▒▒▒▒▒▒▒▒▒▒▒▒▒▒▒░░░░▒▒▒▒░░▒▒░░░░░░░░░░░░░░░░▒▒░░      ▒▒░░░░░░░░  ▒▒  ░░░░░░▒▒░░▒▒░░░░░░░░▒▒▒▒░░▒▒░░░░▒▒░░░░░░░░▒▒▒▒▒▒▓▓▓▓▓▓▓▓▓▓▓▓▓▓██
░░░░░░░░░░░░░░  ░░▒▒░░░░  ░░░░▒▒▓▓▒▒▒▒░░▒▒░░▒▒▒▒░░▒▒▓▓▒▒░░░░▒▒░░▒▒░░▒▒▒▒░░░░░░    ░░░░░░    ░░▒▒░░░░░░  ░░  ░░░░░░░░▒▒░░░░░░░░░░░░▒▒░░▒▒░░░░░░░░▒▒░░▒▒░░░░░░▓▓▓▓████▓▓▓▓▒▒██
▒▒░░░░░░░░░░░░░░░░░░░░░░░░░░░░▒▒▒▒▒▒░░▒▒▓▓▒▒░░▒▒░░▒▒▒▒▒▒▒▒▒▒░░▒▒▒▒░░░░▒▒░░░░░░░░    ░░░░░░    ░░  ░░░░░░░░░░░░░░░░░░░░░░░░▒▒▒▒░░░░░░▒▒░░░░▒▒░░▒▒░░▒▒▒▒░░▒▒▒▒▓▓▓▓▒▒▒▒████▒▒██
░░▒▒░░▒▒▒▒▒▒░░░░░░▒▒░░░░░░░░░░░░▒▒░░░░▒▒▒▒▒▒▒▒░░▒▒▒▒▒▒▒▒▒▒▒▒▒▒░░░░▒▒░░▒▒░░░░░░▒▒  ░░░░░░░░░░▒▒        ░░    ░░▒▒░░▒▒▒▒░░░░░░▒▒░░▒▒░░░░░░░░░░░░▒▒▒▒░░░░▒▒░░▓▓▓▓▓▓▓▓██▓▓▓▓▓▓▓▓
░░  ░░  ░░  ░░░░░░░░░░░░░░░░░░░░▒▒▓▓▒▒▒▒░░░░▒▒░░▒▒▒▒▒▒▒▒▓▓▒▒▒▒▒▒▒▒░░▒▒▒▒░░░░▒▒▒▒▒▒░░░░░░░░  ░░░░░░░░  ░░░░░░░░░░░░▒▒▒▒▒▒░░▒▒▒▒░░░░▒▒░░░░▒▒▒
copy to clipboard 👍 upvote 👎 downvote
fill: spaces toggle palette ▓→✊🏽
▒▒▒▒░░░░░░░░▒▒░░▒▒▒▒▒▒░░░░▒▒░░░░▒▒▒▒░░░░▒▒░░░░░░▒▒▒▒▒▒▒▒░░▒▒░░    ░░▓▓▓▓▓▓▒▒░░░░░░░░▒▒▓▓▒▒▒▒▒▒▒▒▓▓▓▓▓▓▒▒░░▓▓▒▒▓▓░░▓▓▒▒▓▓██░░▓▓▓▓▒▒▓▓▒▒▒▒▓▓▓▓▓▓▓▓▒▒▒▒▒▒██▓▓▒▒▓▓▓▓░░▓▓░░░░▒▒░░░░▒▒▒▒░░░░▒▒░░░░
▓▓░░░░▒▒▒▒░░▒▒░░░░░░▒▒░░  ░░▒▒▒▒▒▒▓▓▒▒░░▒▒▒▒░░▒▒▒▒▒▒░░░░▓▓▓▓░░░░░░▒▒░░▒▒▓▓▓▓░░░░░░░░▒▒▓▓▒▒░░░░▒▒▒▒▒▒▒▒▓▓▒▒▓▓██▒▒▒▒▒▒▒▒▓▓▓▓▒▒░░▒▒▓▓░░▒▒▒▒▒▒▓▓▒▒▒▒▓▓▒▒▒▒▓▓▓▓▒▒▓▓▓▓▓▓▒▒░░▒▒░░░░░░░░░░░░░░▓▓░░▒▒
▒▒░░  ▒▒▒▒░░░░░░▒▒░░░░▒▒░░░░▒▒▒▒▒▒▒▒▒▒░░▒▒░░░░▒▒▓▓░░░░  ░░▒▒░░▒▒▓▓░░░░▒▒▓▓░░░░▒▒░░░░▒▒▒▒▒▒▒▒░░▒▒▒▒▒▒▓▓▓▓▒▒▓▓▓▓░░██▓▓▒▒▓▓▓▓░░▓▓▓▓▓▓▒▒▓▓▓▓░░▓▓▓▓██░░▓▓▓▓▓▓▓▓▒▒▓▓▓▓▒▒▒▒░░▒▒░░░░░░▒▒░░▒▒░░░░▒▒░░
░░░░░░▒▒░░▒▒░░░░▒▒▒▒░░▒▒▒▒▒▒▓▓▒▒░░░░▒▒  ░░▓▓▒▒▒▒▒▒▒▒▒▒░░▒▒░░░░▒▒▓▓░░░░▒▒▓▓      ▓▓▒▒▒▒▒▒▓▓▓▓▒▒▒▒▓▓▓▓▒▒▓▓▓▓▒▒▒▒▓▓██▒▒▒▒▓▓▓▓▓▓▒▒▒▒▒▒▓▓▒▒██▒▒▒▒▓▓▓▓▒▒▒▒▒▒▓▓▓▓▓▓▓▓▓▓░░▓▓  ▒▒▒▒░░░░░░░░░░░░▒▒  ▒▒
░░▒▒░░▒▒░░▒▒░░▒▒▒▒▒▒▒▒▒▒▒▒░░▒▒▓▓▒▒░░▒▒  ░░▒▒  ▒▒▒▒▒▒▓▓▒▒░░▒▒░░▒▒▒▒▒▒▒▒▒▒▒▒▒▒░░▒▒▓▓▒▒▒▒▒▒▒▒▒▒▒▒▓▓▓▓▒▒▒▒▓▓▓▓▒▒▓▓▒▒▓▓▒▒▒▒▓▓▒▒▓▓▒▒▓▓▒▒▓▓░░▒▒▒▒▒▒▒▒▓▓▒▒▒▒▒▒▓▓▒▒▒▒▓▓▒▒  ░░  ░░▒▒░░░░░░▒▒▓▓  ░░░░▒▒
░░░░░░▒▒░░▒▒▓▓▓▓░░▒▒▒▒░░░░▒▒░░▒▒░░░░▒▒░░░░▒▒░░▒▒▒▒▓▓▒▒▒▒▒▒▒▒▒▒▒▒▒▒░░▒▒▒▒▒▒▒▒▒▒▓▓▒▒▓▓▒▒▒▒░░░░▒▒▒▒▒▒▒▒▒▒▓▓▓▓▒▒▒▒▒▒██▒▒▓▓▒▒▓▓▒▒▓▓▒▒▓▓▒▒▓▓▒▒▒▒▒▒▒▒▒▒▓▓▓▓▒▒▒▒▒▒▒▒▓▓▓▓░░░░  ░░░░▒▒░░▒▒░░░░  ▒▒░░▓▓
░░░░▒▒░░░░░░░░▒▒░░▒▒▒▒▒▒  ░░▒▒░░▒▒░░░░░░▒▒░░▒▒▒▒▒▒░░▒▒▒▒▒▒▒▒▒▒▒▒░░▒▒░░░░░░▓▓▓▓░░▒▒▒▒▒▒░░░░▒▒▓▓▒▒▒▒▒▒▒▒▒▒░░▒▒▓▓▒▒▒▒▒▒▒▒▓▓▒▒▒▒▓▓▒▒▒▒▒▒▓▓▓▓▒▒██▒▒▓▓▓▓▒▒▒▒▒▒▒▒▓▓▒▒░░░░░░░░░░░░  ░░▒▒░░░░  ░░▒▒░░
░░▒▒▒▒░░██░░▒▒░░░░░░▒▒▒▒░░░░░░▒▒▒▒▒▒▒▒▒▒▒▒  ░░▒▒▒▒░░░░▒▒▒▒▒▒▒▒░░░░▒▒░░░░░░▓▓▒▒░░▒▒░░░░▒▒▒▒░░▒▒▒▒▓▓▒▒▒▒▓▓▓▓▒▒▓▓██▓▓▓▓░░▓▓▒▒▓▓▓▓▓▓▒▒██▓▓▒▒▓▓▓▓▒▒▓▓▓▓▒▒▒▒░░▓▓▓▓▒▒░░░░░░░░▒▒░░░░▒▒░░▒▒░░░░░░░░▒▒
░░░░░░░░░░▒▒░░▓▓▒▒░░▒▒░░  ▒▒▒▒░░░░░░░░▒▒░░    ▒▒░░░░░░░░▒▒▒▒▒▒░░░░░░▒▒▒▒▒▒░░  ▒▒▓▓░░░░░░▒▒▒▒░░▒▒▒▒▒▒▒▒▒▒▒▒▒▒▒▒▒▒▒▒▒▒░░▒▒▓▓▓▓▓▓▓▓░░▒▒▓▓▒▒▓▓▒▒▒▒▓▓▒▒▒▒▒▒▒▒▒▒░░▒▒░░░░  ░░  ░░░░▒▒  ░░▒▒░░░░▒▒░░
░░▒▒▒▒░░░░▒▒▓▓▒▒░░░░▓▓  ░░░░▒▒░░░░▒▒░░▒▒░░░░  ▒▒░░░░▒▒░░▒▒▒▒▒▒░░░░░░▓▓▒▒░░░░  ▒▒▓▓▒▒░░░░▒▒▓▓▒▒▓▓▓▓▒▒▒▒▓▓▒▒▒▒░░▓▓▒▒▒▒▒▒▒▒▒▒▓▓▒▒▒▒▓▓▒▒░░▓▓▓▓▒▒▒▒▒▒▒▒░░░░░░░░░░▒▒░░░░▒▒  ░░░░░░░░▒▒░░░░░░░░  ░░
░░░░▒▒  ░░░░▒▒░░░░░░▒▒░░▓▓░░░░░░▒▒░░░░▒▒▒▒░░▒▒░░▒▒░░░░  ░░▒▒░░▒▒▒▒▒▒░░░░░░░░░░▒▒▒▒▓▓▒▒▒▒▒▒▒▒▒▒▓▓▓▓▓▓▒▒▓▓▒▒▒▒▒▒▓▓▒▒██▓▓░░▒▒▓▓▒▒░░▒▒██▓▓▓▓▓▓░░░░░░░░░░░░░░░░░░▒▒░░░░▒▒▒▒░░░░▒▒░░▒▒░░▒▒░░░░░░▒▒
▒▒░░▒▒░░▒▒░░▒▒░░▒▒░░░░▓▓░░░░▒▒▒▒▒▒░░▓▓▒▒░░▒▒▒▒░░▒▒░░▒▒░░░░░░▒▒▒▒▒▒░░░░▒▒▒▒▒▒▓▓▒▒▒▒▒▒▒▒▒▒░░░░░░▓▓▒▒▓▓▒▒▓▓▒▒▓▓▒▒▒▒▓▓▓▓▒▒▓▓▒▒░░▒▒▓▓░░▒▒▓▓▓▓▓▓▒▒░░░░░░░░░░░░░░▒▒▒▒░░░░░░░░░░  ▒▒▒▒░░▒▒▒▒░░░░  ░░
░░▒▒░░▒▒▒▒▒▒▒▒▒▒░░░░░░▒▒▒▒▒▒▓▓▒▒▒▒░░░░░░▓▓▒▒░░▒▒▒▒░░▒▒▒▒░░░░░░░░▒▒░░▒▒▒▒▒▒▒▒░░░░▒▒▒▒▒▒▒▒░░░░  ▒▒▓▓▒▒▒▒▒▒░░▒▒▓▓▒▒▓▓▓▓▓▓▓▓▓▓░░▒▒▓▓▓▓▓▓▒▒▓▓▒▒░░░░░░░░░░░░▒▒      ░░    ░░▒▒░░░░▒▒░░░░░░▒▒▓▓▒▒░░
░░░░▒▒░░░░▒▒░░░░░░░░▓▓░░░░░░▒▒▒▒▓▓▒▒▒▒▒▒░░░░▒▒░░▒▒▒▒░░░░░░▒▒░░░░▒▒▒▒▒▒  ░░▒▒▒▒▒▒▓▓▒▒░░▒▒▒▒▒▒░░▒▒▒▒▓▓▒▒▒▒▒▒▒▒▒▒░░▒▒▒▒▒▒▒▒▓▓▓▓▒▒░░▓▓▓▓▓▓▒▒▒▒▒▒░░░░░░▒▒░░░░░░░░▒▒░░░░  ░░▒▒  ░░▒▒░░░░░░░░░░▒▒▒▒
▒▒▒▒░░▓▓░░▒▒▒▒░░▓▓░░▒▒░░▒▒░░▒▒░░░░░░░░░░░░░░▒▒░░░░▒▒░░▒▒░░▒▒░░░░▒▒▒▒░░    ▒▒▓▓▓▓▓▓▓▓▒▒▒▒▒▒▒▒░░▓▓▒▒▒▒▒▒▓▓▓▓▓▓██▒▒▒▒██▒▒▓▓▓▓▒▒▓▓▒▒▒▒▓▓▓▓▒▒░░░░▒▒  ░░░░░░░░░░▒▒░░░░░░░░░░▒▒  ░░░░▒▒░░▒▒▒▒▒▒░░░░
▒▒▒▒▒▒░░░░░░▒▒░░░░░░░░▒▒▒▒░░░░▓▓░░░░░░░░░░  ▒▒░░░░░░▒▒░░░░░░░░▒▒░░▒▒▒▒  ░░▒▒░░░░▒▒░░░░▒▒▒▒▒▒▓▓▒▒▒▒▓▓▒▒▒▒▒▒░░▒▒░░░░▓▓▒▒▒▒██░░▒▒▓▓▒▒▓▓▓▓▒▒  ▒▒▒▒░░░░▒▒░░░░░░░░░░░░░░░░░░░░░░░░░░░░▒▒░░░░░░░░  
░░░░░░▒▒░░░░░░▒▒░░░░▒▒░░░░░░▒▒  ▒▒▒▒░░▒▒▒▒░░▒▒▒▒░░▒▒░░░░░░▒▒▒▒░░░░░░▒▒░░░░▒▒░░▒▒░░░░░░▒▒░░▒▒▒▒▒▒▓▓▒▒▓▓░░▒▒▓▓▓▓▓▓░░▒▒▓▓▒▒▒▒▒▒░░▓▓▒▒▒▒░░▒▒░░░░░░  ░░▒▒░░▒▒░░▒▒    ▒▒░░░░▒▒░░░░▓▓░░░░░░░░░░▒▒░░
░░▓▓▒▒░░░░▓▓░░░░▒▒  ▒▒▓▓░░▒▒░░░░░░▒▒░░▒▒▒▒▒▒▒▒▒▒▒▒▒▒▒▒  ░░░░░░▒▒▒▒▒▒▒▒▒▒▒▒▒▒▒▒░░░░▒▒▒▒▒▒░░▒▒▒▒▒▒▓▓▒▒▒▒▓▓▒▒░░▒▒▒▒▒▒▒▒▓▓▓▓▓▓▓▓▒▒░░  ░░░░░░░░░░▒▒░░░░▒▒    ░░░░░░░░░░░░░░░░░░▒▒░░▒▒▒▒░░▒▒░░▒▒▒▒
░░░░░░░░▒▒    ░░  ░░░░░░░░░░░░▒▒░░░░▒▒░░▓▓▒▒▒▒░░░░░░░░░░░░░░▒▒░░░░▒▒▒▒▒▒░░▒▒▒▒▒▒▒▒▒▒▒▒▒▒▒▒▒▒▒▒░░░░▒▒▓▓▓▓░░▓▓▒▒▒▒▒▒░░▒▒▒▒▒▒░░░░░░    ░░▒▒░░    ░░▓▓░░  ░░░░░░░░░░  ▒▒░░░░░░░░░░░░░░░░▒▒▒▒░░▒▒
░░░░░░░░▒▒▓▓░░▒▒▒▒░░▒▒░░░░░░▒▒▒▒░░░░▒▒▒▒▒▒▒▒░░▒▒▓▓░░▒▒▒▒▒▒░░░░░░░░░░░░▒▒▒▒░░░░▒▒░░▒▒▒▒▒▒░░▒▒▒▒▓▓░░▓▓▓▓▒▒▒▒▒▒▓▓▓▓▒▒▒▒▒▒▒▒░░░░░░░░▒▒░░░░░░░░▒▒░░░░░░  ░░░░▒▒░░░░░░▒▒░░░░▒▒▒▒▒▒░░▒▒░░░░░░  ░░▒▒
░░░░░░░░░░░░░░░░▒▒░░░░▒▒░░▒▒▒▒      ░░░░▒▒░░▒▒░░░░░░░░░░░░▒▒▒▒░░▒▒░░▒▒░░░░▒▒▒▒▒▒▒▒▒▒▒▒▒▒▒▒░░▒▒▒▒▒▒░░▓▓░░▒▒▒▒▒▒░░▒▒▒▒░░▒▒░░░░▒▒░░  ▒▒  ▒▒  ░░░░  ░░  ░░  ▒▒░░░░  ░░░░▒▒▒▒░░░░░░▒▒░░░░▒▒░░░░░░
░░▓▓░░░░░░░░░░▒▒░░▒▒▒▒░░░░▒▒░░▓▓▒▒░░░░░░░░▒▒░░░░░░░░░░░░▒▒░░▒▒▒▒▒▒  ▒▒▒▒▒▒░░░░░░▒▒▒▒▒▒░░░░▒▒▒▒▓▓▒▒▒▒▒▒▒▒░░▓▓▓▓▒▒▒▒░░▓▓░░░░░░  ░░░░░░░░  ░░▓▓  ░░░░░░░░  ░░▒▒▒▒░░░░░░▓▓░░░░░░░░░░░░  ░░▓▓░░  
░░▒▒░░▒▒▒▒░░░░░░░░░░░░░░░░░░▓▓░░░░░░▒▒▒▒▒▒▒▒▒▒░░▒▒░░░░▓▓▓▓░░▒▒░░░░░░░░░░▒▒▒▒░░░░▒▒░░░░░░▒▒▒▒▒▒▒▒▒▒▒▒░░▒▒░░░░▓▓▓▓▒▒▒▒░░░░░░▒▒  ░░▒▒  ░░░░░░░░░░░░  ░░░░░░░░░░░░░░░░░░▒▒░░░░░░▒▒▒▒░░░░░░░░░░░░
▒▒░░▓▓▒▒▒▒▒▒░░▒▒▒▒▒▒▒▒░░▒▒░░░░░░░░▒▒░░░░▓▓░░░░▓▓▒▒  ▒▒▓▓▒▒░░░░▒▒░░░░▒▒▓▓░░░░░░░░░░░░░░░░▒▒▒▒▒▒▓▓▒▒░░▒▒▒▒▓▓░░▒▒░░░░▒▒░░▒▒░░    ░░▒▒▒▒  ░░▒▒    ░░░░▒▒▒▒░░░░▒▒  ▒▒▒▒▒▒░░▒▒░░░░░░░░░░░░░░░░▓▓▒▒
▒▒░░  ░░▒▒░░▒▒░░░░▒▒░░▒▒░░▒▒▒▒▒▒▓▓░░░░░░▒▒▒▒░░░░  ▒▒▒▒▓▓▒▒░░░░▓▓░░  ░░░░▒▒░░▒▒░░▒▒▒▒░░▒▒▒▒░░▒▒▒▒░░▒▒▓▓▓▓▒▒▒▒▒▒  ▒▒  ▒▒░░▒▒░░░░  ░░  ░░▒▒░░▒▒░░▒▒░░░░░░░░░░▒▒  ░░░░░░░░░░  ▒▒░░░░▒▒░░▒▒░░▒▒  
░░░░░░▒▒░░░░░░▒▒░░░░▓▓▓▓░░▓▓░░░░░░▒▒░░▒▒░░░░░░░░░░░░░░░░▒▒▒▒▒▒▒▒░░░░░░▓▓▒▒░░▒▒░░░░▒▒▒▒▒▒░░░░▒▒▓▓▒▒░░▒▒▒▒▓▓▒▒░░  ░░░░▒▒░░▒▒░░░░  ▒▒  ░░▒▒▒▒░░░░░░░░░░░░░░  ░░░░▓▓░░▒▒░░░░  ░░  ░░░░▒▒▒▒░░░░  
░░░░  ░░░░░░  ▒▒▒▒▒▒░░░░▓▓░░░░▒▒░░▒▒░░▒▒░░▒▒▒▒░░░░░░░░░░░░░░░░░░▒▒░░▒▒▒▒░░▒▒░░▒▒░░░░░░░░░░░░▓▓▒▒▓▓░░▒▒░░░░░░░░  ░░░░░░░░░░▒▒▒▒░░▒▒▒▒░░░░▒▒░░░░▒▒░░░░▓▓  ░░  ░░▒▒░░░░  ░░░░  ░░▒▒░░░░▒▒▒▒▒▒░░
▓▓  ░░▒▒░░▒▒░░░░░░▓▓▒▒  ▒▒▒▒░░▒▒▒▒░░░░░░░░░░▓▓▓▓░░▒▒░░░░▒▒▒▒░░░░▒▒▒▒░░▒▒  ░░░░░░▒▒▒▒░░▒▒░░▒▒▒▒▒▒▒▒▒▒░░░░  ░░░░  ░░▒▒░░░░░░▒▒░░░░▒▒▒▒  ░░░░░░░░░░░░░░░░░░░░  ░░▒▒  ▓▓░░░░▓▓  ░░░░░░▓▓▒▒▒▒░░▒▒
░░▒▒░░░░▓▓▓▓░░░░░░▓▓▒▒  ▒▒░░░░▓▓▒▒▓▓░░░░░░▒▒░░░░▒▒░░░░▒▒▒▒░░▒▒░░░░▓▓▒▒░░░░░░▒▒░░░░░░▒▒▒▒░░░░░░▒▒▓▓▒▒░░░░░░░░░░    ░░▒▒░░░░░░▒▒░░  ▒▒░░░░  ░░░░░░▒▒▒▒░░░░░░░░░░▒▒░░▓▓  ░░░░░░▒▒░░▒▒▒▒    ░░░░
░░▒▒▒▒░░▒▒▒▒▓▓░░  ░░░░▒▒▒▒▒▒░░▒▒░░░░░░░░▒▒░░▒▒  ░░░░░░░░░░░░░░░░  ░░  ▓▓░░░░▒▒░░░░▒▒░░▒▒░░░░▒▒▒▒▒▒▒▒░░░░░░▒▒░░░░░░░░▒▒░░░░░░░░░░  ░░░░░░░░░░░░░░░░░░░░▒▒░░░░░░░░▒▒▒▒░░░░░░░░▒▒  ░░░░▒▒  ░░░░
  ▒▒░░░░▓▓▒▒▒▒    ░░▓▓▒▒▒▒░░░░░░▒▒░░▒▒▒▒▒▒░░▒▒▒▒░░▒▒░░▒▒░░▒▒░░░░░░░░░░▒▒░░▒▒░░░░░░░░░░▒▒▒▒░░▒▒▒▒░░░░▒▒░░░░░░▒▒░░░░░░░░░░░░░░░░░░▒▒  ░░░░░░░░▒▒░░░░▒▒░░░░░░░░  ░░░░▒▒░░░░  ░░▓▓░░░░░░░░░░░░░░
░░░░  ▒▒░░▒▒░░░░▒▒▓▓▒▒░░▒▒░░░░▒▒▒▒░░░░▓▓░░░░░░▒▒▒▒░░░░░░░░░░░░░░░░░░░░░░░░▒▒░░░░  ░░░░░░░░░░░░▒▒░░▒▒░░░░░░▒▒░░░░▒▒░░░░░░░░░░░░  ░░░░░░░░░░░░░░▒▒  ░░░░░░░░    ▒▒░░  ░░░░  ░░▓▓░░░░▓▓░░░░  ░░
░░  ▒▒▒▒░░░░▒▒░░░░░░▓▓░░░░▒▒▒▒░░░░▒▒░░▒▒▒▒▒▒  ▒▒░░  ░░░░░░  ░░░░░░░░░░░░░░░░░░░░░░░░░░░░░░░░▒▒▒▒▒▒▒▒▒▒░░░░░░░░▒▒░░░░▒▒░░░░░░░░  ░░▒▒░░  ░░▒▒░░░░░░░░░░░░░░▒▒░░░░▒▒░░░░▒▒░░░░░░░░  ░░░░░░░░░░
░░▒▒  ░░▓▓░░▒▒░░░░░░░░░░░░░░▒▒░░▓▓▒▒░░░░▒▒░░▒▒░░░░░░░░░░░░░░░░░░░░░░░░░░░░░░░░░░░░░░░░░░░░▒▒░░▒▒▓▓░░░░▒▒▒▒░░░░▒▒░░░░▒▒▒▒▒▒░░░░  ░░░░░░░░░░░░░░░░  ░░░░░░  ░░░░░░░░  ░░▒▒░░▒▒▒▒  ░░░░░░░░▒▒▒▒
▒▒  ░░▒▒░░░░▒▒░░▒▒░░░░░░  ░░▒▒░░░░▒▒░░░░░░░░░░░░░░░░░░░░  ░░░░░░░░░░░░░░░░░░░░░░░░░░░░░░░░░░░░▓▓▓▓▒▒░░▒▒░░░░░░░░░░░░▒▒▒▒░░▒▒▒▒░░░░░░░░░░  ░░░░▒▒  ░░░░░░░░░░░░▒▒░░░░░░▒▒  ░░░░░░░░▒▒  ░░░░▒▒
░░░░▒▒░░░░  ▒▒▒▒░░  ▒▒░░░░▒▒▒▒▒▒▒▒  ░░░░░░░░░░  ░░░░░░░░░░░░░░░░░░  ░░░░░░░░░░░░░░░░░░░░░░░░▒▒░░▓▓▒▒░░▒▒░░░░░░░░▒▒░░░░▒▒░░░░░░░░░░░░░░░░░░░░░░▒▒░░░░░░░░░░░░░░░░░░▒▒  ▒▒░░░░  ░░░░▒▒░░░░▒▒░░
░░▒▒▒▒░░░░▒▒▒▒  ░░▒▒░░░░░░▒▒░░░░░░░░░░░░░░░░░░░░░░░░░░  ░░  ░░░░░░░░░░░░░░░░░░░░░░░░░░░░░░▒▒▒▒░░▓▓▒▒▒▒░░░░░░░░░░░░░░░░░░░░▒▒░░░░░░░░░░  ░░░░░░░░░░░░░░░░░░░░░░  ░░  ░░░░░░░░░░  ░░░░░░░░░░░░
░░▒▒▒▒▒▒▒▒░░░░░░░░░░░░░░░░░░░░░░░░░░░░░░░░░░░░░░░░░░  ░░░░░░░░░░░░░░░░░░░░░░░░░░░░░░░░░░▒▒▒▒░░░░▒▒▒▒▒▒░░░░░░░░░░░░░░░░░░▒▒░░░░░░░░░░░░░░░░▒▒░░░░░░▒▒░░░░░░░░░░░░░░  ░░░░  ░░░░░░░░░░░░░░░░░░
▒▒░░░░░░░░░░░░░░░░░░░░░░░░░░░░░░░░░░░░░░░░░░░░░░░░░░░░░░░░░░░░  ░░░░░░░░░░░░░░░░░░░░░░░░▒▒▒▒▓▓▒▒▓▓▒▒▒▒▒▒░░░░░░▒▒░░░░░░▒▒░░░░░░▒▒░░░░░░░░░░░░░░░░░░░░░░░░▒▒░░░░░░░░░░▒▒░░    ░░░░░░▒▒▒▒▒▒░░░░
░░░░░░░░░░░░░░░░░░░░░░░░░░░░░░░░░░░░░░░░░░░░░░░░░░░░░░░░░░░░░░░░░░░░░░░░░░░░░░░░░░░░░░▒▒░░▒▒░░░░▒▒▒▒▒▒▒▒▒▒░░░░░░░░░░░░░░░░▒▒░░░░▒▒░░░░░░░░▒▒░░░░░░░░▒▒░░▒▒░░▒▒░░░░░░░░░░░░░░░░░░░░░░░░░░░░░░
░░░░░░░░░░░░░░░░░░░░░░░░░░░░░░░░░░░░░░░░░░░░░░░░░░░░░░░░░░░░░░░░░░░░░░░░░░░░░░░░░░░░░░▓▓░░▓▓▓▓▒▒░░▒▒░░▓▓▓▓▒▒░░░░░░░░░░░░░░▒▒░░░░░░░░▒▒░░▒▒░░░░░░░░▒▒░░░░░░░░▒▒▒▒░░░░▒▒░░░░░░░░░░░░░░░░░░░░░░
░░░░░░░░░░░░░░░░░░░░░░░░░░░░░░░░░░░░░░░░░░░░░░░░░░░░░░░░░░░░░░░░░░░░░░░░░░░░░░░░░░▒▒░░▒▒▓▓▒▒▓▓░░▒▒▒▒██▒▒▒▒▒▒▒▒░░░░░░░░░░░░▒▒░░▒▒░░░░░░░░░░░░░░░░░░▒▒░░░░▒▒▒▒▒▒▒▒░░░░▒▒░░░░░░░░░░░░░░░░░░░░░░
░░░░░░░░░░░░░░░░░░░░░░░░░░░░  ░░░░░░░░░░░░░░░░░░░░░░░░░░░░░░░░░░░░░░░░░░░░░░░░░░░░░░▒▒▒▒▒▒▓▓▒▒▒▒▓▓▒▒▓▓██▒▒▒▒░░░░░░░░▒▒░░░░░░▒▒░░░░░░░░░░░░░░░░░░░░░░▒▒░░░░▒▒░░░░▒▒░░░░░░░░░░░░░░░░░░░░▒▒░░░░
░░░░░░░░░░░░░░░░░░░░░░░░░░  ░░░░░░░░░░░░░░░░░░░░░░░░░░░░░░░░░░  ░░░░░░░░░░░░░░░░░░░░▒▒▒▒▓▓░░▓▓▓▓▒▒▒▒▓▓▓▓▒▒░░▒▒░░░░░░▒▒░░░░░░░░░░▒▒░░▒▒░░░░░░▒▒░░░░▒▒░░░░░░░░░░▒▒▒▒▒▒░░░░░░▒▒░░░░▒▒░░░░▒▒░░░░
░░░░░░░░░░░░░░░░░░░░░░░░░░░░  ░░░░░░░░░░░░░░░░░░░░░░░░      ░░░░░░░░░░░░░░░░░░░░░░░░░░▒▒▒▒▓▓░░▓▓▒▒▓▓▒▒▒▒▒▒░░▒▒▒▒░░▒▒░░░░░░░░░░░░░░░░░░░░░░░░▒▒░░░░░░░░▒▒░░░░░░▒▒░░▒▒░░▒▒▒▒░░░░░░░░░░░░▒▒░░░░
░░░░░░  ░░░░░░░░░░░░░░░░░░░░░░░░░░  ░░░░░░░░░░░░░░░░░░░░░░░░░░░░░░░░░░░░░░░░░░░░▒▒░░░░▒▒██░░▓▓▒▒▒▒▒▒▒▒▒▒░░▓▓▓▓░░▒▒░░▒▒░░░░░░▒▒▒▒░░░░░░░░░░░░░░░░▒▒░░░░░░░░▒▒░░▒▒░░░░▒▒░░░░▒▒░░░░░░░░░░░░░░░░
░░░░░░░░░░░░░░░░░░░░░░░░░░░░░░  ░░░░░░░░░░░░░░▒▒░░░░░░░░░░░░░░░░░░░░░░░░░░░░░░▒▒░░░░▒▒▒▒▒▒░░▓▓▒▒▒▒▒▒▓▓░░░░▒▒▓▓░░▒▒▒▒░░░░░░░░░░░░▒▒░░░░▒▒░░▒▒░░░░░░░░░░░░░░░░░░░░░░░░░░▒▒▒▒░░▒▒░░░░░░░░░░▒▒░░
░░░░░░░░░░░░░░░░░░░░░░░░░░░░  ░░░░░░░░░░░░░░░░░░░░░░░░░░░░░░░░░░░░░░░░░░░░░░░░▓▓░░▒▒▒▒██░░▓▓░░▒▒▒▒▒▒▒▒▒▒██▒▒▓▓▒▒▒▒▒▒░░░░░░░░░░░░░░░░░░▒▒░░░░░░▒▒░░░░▒▒░░░░░░░░▒▒▒▒░░░░░░░░░░▒▒░░░░░░▒▒░░▒▒▒▒
░░░░░░░░░░░░░░░░░░░░░░░░░░░░░░  ░░  ░░░░░░░░▒▒░░░░░░░░░░░░░░░░░░░░░░░░░░░░░░░░▒▒▒▒▒▒▒▒▒▒▓▓▓▓▒▒▒▒██░░▒▒▒▒▓▓░░▓▓░░▒▒▒▒░░▒▒░░░░▒▒░░░░░░░░░░░░░░░░░░░░░░▒▒░░░░░░░░░░░░░░▒▒▒▒░░░░░░░░░░▒▒▒▒░░░░▒▒
░░░░░░░░░░░░░░░░░░░░░░░░░░░░░░  ░░░░░░░░░░░░░░░░▒▒░░░░░░░░░░░░░░░░░░░░░░░░░░░░░░▓▓░░▒▒▓▓▒▒▓▓▒▒▒▒▓▓░░▒▒▒▒▓▓▒▒░░▒▒▓▓▒▒░░░░░░░░░░░░░░▒▒░░░░▒▒▒▒░░▒▒░░░░░░░░░░▒▒░░░░░░░░░░▒▒░░▒▒░░░░░░░░▒▒░░░░▒▒
░░░░  ░░░░░░░░  ░░░░░░░░░░░░░░░░░░░░░░░░░░░░░░░░░░░░░░░░░░░░░░░░░░░░░░░░░░░░▒▒▒▒▒▒▒▒▓▓▒▒░░▒▒▒▒▒▒▓▓▒▒▓▓░░▒▒▓▓▓▓▒▒▒▒▒▒░░░░▒▒░░░░░░░░░░▒▒░░░░▒▒░░░░░░░░▒▒▒▒░░▒▒░░░░▒▒░░▒▒▒▒░░░░░░░░░░░░░░░░░░░░
░░░░░░░░░░░░░░  ░░░░░░░░░░░░░░░░░░░░░░▒▒░░░░░░▒▒░░▒▒░░░░░░░░░░░░░░░░░░░░░░░░▒▒░░▒▒▒▒▒▒░░▒▒▓▓▓▓░░▒▒▒▒░░▒▒░░▒▒▒▒░░▒▒▒▒░░░░░░░░░░░░░░░░▒▒▒▒░░▒▒░░░░░░░░░░░░░░▒▒░░░░▒▒░░░░▒▒░░░░▒▒░░░░░░▒▒░░▒▒░░
░░░░░░░░░░░░░░░░░░░░░░░░░░░░░░░░░░░░░░░░░░░░░░░░░░░░░░░░░░░░░░▒▒░░░░░░▒▒▒▒▒▒▓▓░░▓▓▒▒░░▒▒▓▓▓▓▒▒░░▒▒▓▓▓▓░░▒▒▓▓▓▓▒▒▓▓▒▒▒▒░░░░░░░░▒▒░░░░░░▒▒▒▒░░░░░░▒▒░░░░░░░░░░▒▒▒▒▒▒▒▒░░▒▒░░▒▒